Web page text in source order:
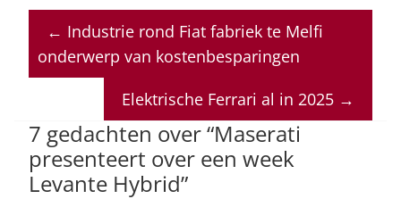
at
s
A
p
c
e
b
o
k
k
e
n
re
a
s
ai
l
← Industrie rond Fiat fabriek te Melfi
onderwerp van kostenbesparingen
Elektrische Ferrari al in 2025 →
7 gedachten over “Maserati
presenteert over een week
Levante Hybrid”